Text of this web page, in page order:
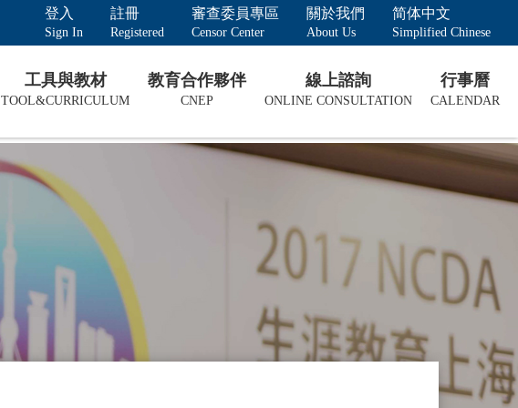
登入
Sign In
註冊
Registered
審查委員專區
Censor Center
關於我們
About Us
简体中文
Simplified Chinese
工具與教材
TOOL&CURRICULUM
教育合作夥伴
CNEP
線上諮詢
ONLINE CONSULTATION
行事曆
CALENDAR